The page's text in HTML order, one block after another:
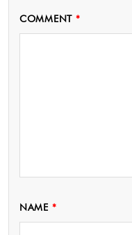
COMMENT *
NAME *